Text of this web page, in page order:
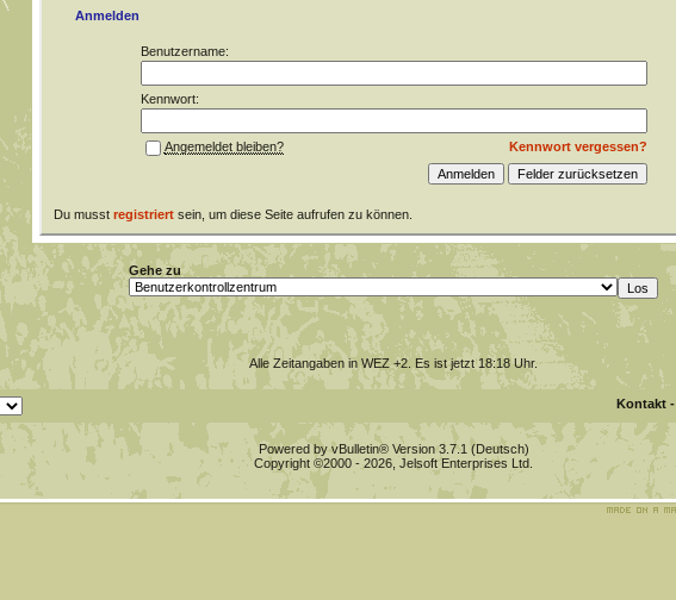
Anmelden
Benutzername:
Kennwort:
Kennwort vergessen?
Angemeldet bleiben?
Du musst registriertsein, um diese Seite aufrufen zu können.
Gehe zu
Alle Zeitangaben in WEZ +2. Es ist jetzt18:18Uhr.
Kontakt-
Powered by vBulletin® Version 3.7.1 (Deutsch)
Copyright ©2000 - 2026, Jelsoft Enterprises Ltd.